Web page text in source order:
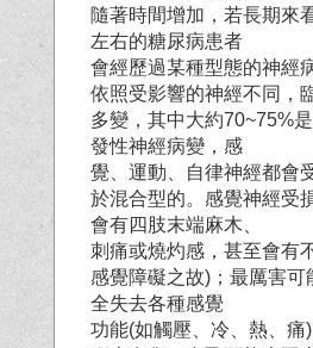
隨著時間增加，若長期來
左右的糖尿病患者
會經歷過某種型態的神經
依照受影響的神經不同，
多變，其中大約70~75%
發性神經病變，感
覺、運動、自律神經都會
於混合型的。感覺神經受
會有四肢末端麻木、
刺痛或燒灼感，甚至會有
感覺障礙之故)；最厲害可
全失去各種感覺
功能(如觸壓、冷、熱、痛